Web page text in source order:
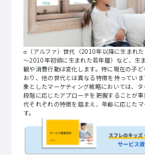
α（アルファ）世代（2010年以降に生まれ
～2010年初頭に生まれた若年層）など、生
観や消費行動は変化します。特に現在の子
おり、他の世代とは異なる特徴を持ってい
象としたマーケティング戦略においては、
段階に応じたアプローチを把握することが
代それぞれの特徴を踏まえ、年齢に応じた
す。